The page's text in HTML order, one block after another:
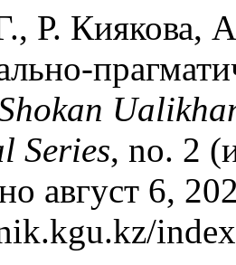
Р. Киякова,
Series, no. 2
август 6,